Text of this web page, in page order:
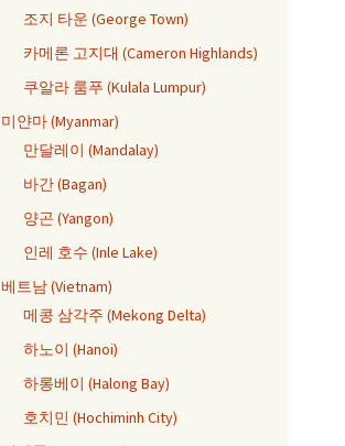
조지 타운 (George Town)
카메론 고지대 (Cameron Highlands)
쿠알라 룸푸 (Kulala Lumpur)
미얀마 (Myanmar)
만달레이 (Mandalay)
바간 (Bagan)
양곤 (Yangon)
인레 호수 (Inle Lake)
베트남 (Vietnam)
메콩 삼각주 (Mekong Delta)
하노이 (Hanoi)
하롱베이 (Halong Bay)
호치민 (Hochiminh City)